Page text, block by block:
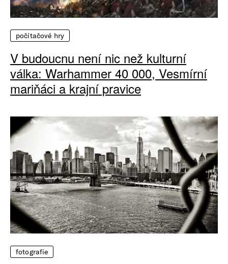
počítačové hry
V budoucnu není nic než kulturní
válka: Warhammer 40 000, Vesmírní
mariňáci a krajní pravice
fotografie